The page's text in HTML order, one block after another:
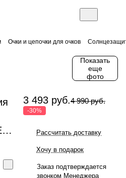
Очки и цепочки для очков
Показать
еще
фото
3 493 руб.4 990 руб.
-30%
Рассчитать доставку
Хочу в подарок
Заказ подтверждается
звонком Менеджера